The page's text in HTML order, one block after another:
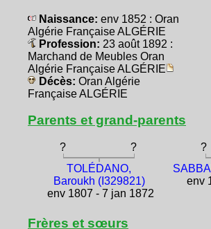
Naissance: env 1852 : Oran
Algérie Française ALGÉRIE
Profession: 23 août 1892 :
Marchand de Meubles Oran
Algérie Française ALGÉRIE
Décès: Oran Algérie
Française ALGÉRIE
Parents et grand-parents
? ? ?
TOLÉDANO,
Baroukh (I329821)
env 1807 - 7 jan 1872
env
Frères et sœurs